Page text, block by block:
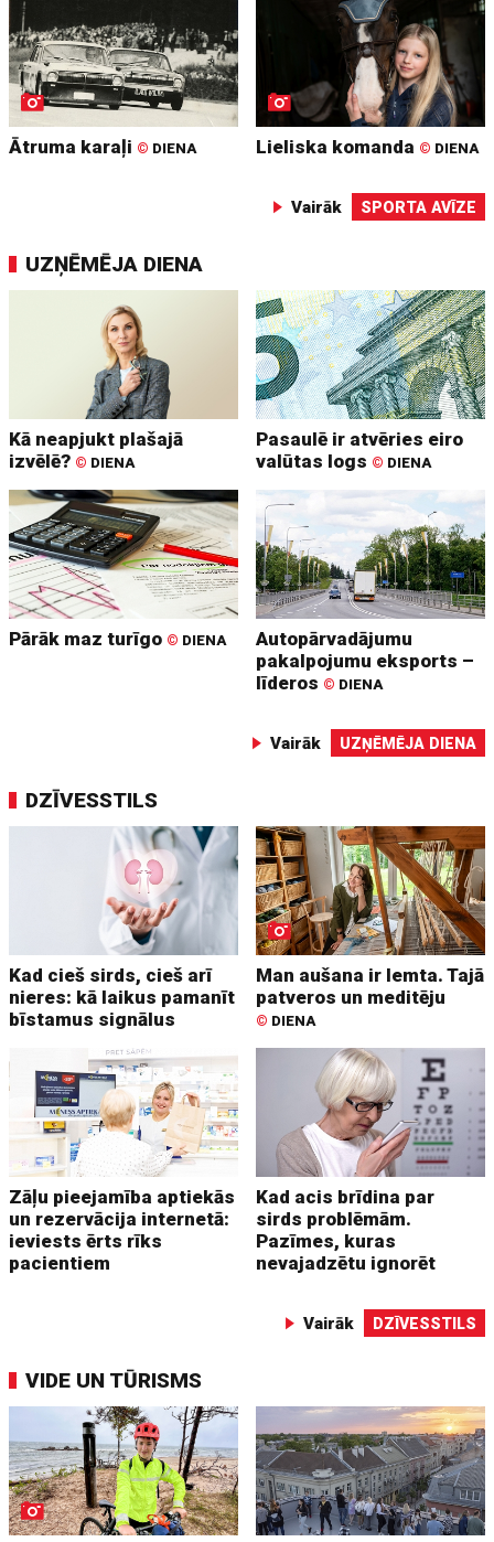
Ātruma karaļi © DIENA Lieliska komanda © DIENA
Vairāk SPORTA AVĪZE
UZŅĒMĒJA DIENA
Kā neapjukt plašajā
izvēlē? © DIENA
Pasaulē ir atvēries eiro
valūtas logs © DIENA
Pārāk maz turīgo © DIENA
Autopārvadājumu
pakalpojumu eksports –
līderos © DIENA
Vairāk UZŅĒMĒJA DIENA
DZĪVESSTILS
Kad cieš sirds, cieš arī
nieres: kā laikus pamanīt
bīstamus signālus
Man aušana ir lemta. Tajā
patveros un meditēju
© DIENA
Zāļu pieejamība aptiekās
un rezervācija internetā:
ieviests ērts rīks
pacientiem
Kad acis brīdina par
sirds problēmām.
Pazīmes, kuras
nevajadzētu ignorēt
Vairāk DZĪVESSTILS
VIDE UN TŪRISMS